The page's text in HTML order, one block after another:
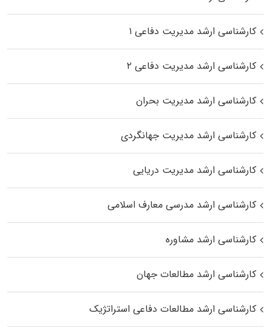
کارشناسی ارشد مدیریت دفاعی ۱
کارشناسی ارشد مدیریت دفاعی ۲
کارشناسی ارشد مدیریت بحران
کارشناسی ارشد مدیریت جهانگردی
کارشناسی ارشد مدیریت دریایی
کارشناسی ارشد مدرسی معارف اسلامی
کارشناسی ارشد مشاوره
کارشناسی ارشد مطالعات جهان
کارشناسی ارشد مطالعات دفاعی استراتژیک